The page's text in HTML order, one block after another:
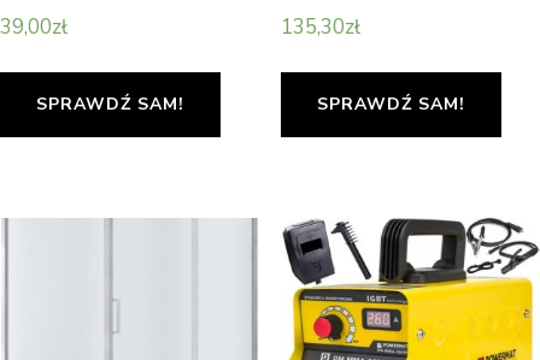
39,00zł
SPRAWDŹ SAM!
135,30zł
SPRAWDŹ SAM!